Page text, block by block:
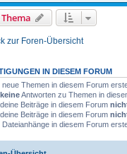
zur Foren-Übersicht
IN DIESEM FORUM
neue Themen in diesem Forum
keineAntworten zu Themen in
Beiträge in diesem Forum
Beiträge in diesem Forum
Dateianhänge in diesem Forum